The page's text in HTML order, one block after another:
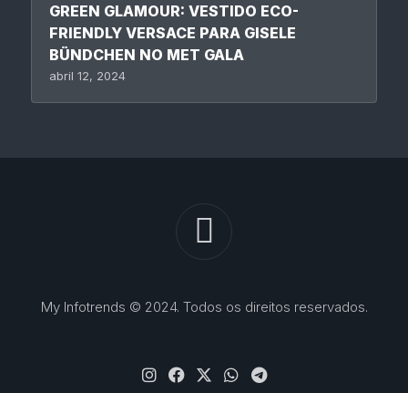
GREEN GLAMOUR: VESTIDO ECO-
FRIENDLY VERSACE PARA GISELE
BÜNDCHEN NO MET GALA
abril 12, 2024
My Infotrends © 2024. Todos os direitos reservados.